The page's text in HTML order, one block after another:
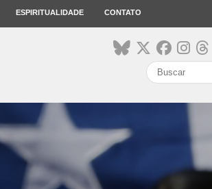
ESPIRITUALIDADE CONTATO